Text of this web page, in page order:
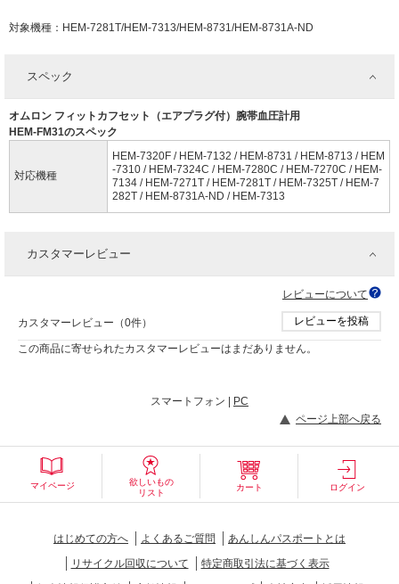
対象機種：HEM-7281T/HEM-7313/HEM-8731/HEM-8731A-ND
スペック
オムロン フィットカフセット（エアプラグ付）腕帯血圧計用
HEM-FM31のスペック
対応機種
HEM-7320F / HEM-7132 / HEM-8731 / HEM-8713 / HEM
-7310 / HEM-7324C / HEM-7280C / HEM-7270C / HEM-
7134 / HEM-7271T / HEM-7281T / HEM-7325T / HEM-7
282T / HEM-8731A-ND / HEM-7313
カスタマーレビュー
レビューについて
カスタマーレビュー（0件） レビューを投稿
この商品に寄せられたカスタマーレビューはまだありません。
スマートフォン |
PC
ページ上部へ戻る
マイページ
欲しいもの
リスト
カート ログイン
はじめての方へ よくあるご質問
あんしんパスポートとは
リサイクル回収について
特定商取引法に基づく表示